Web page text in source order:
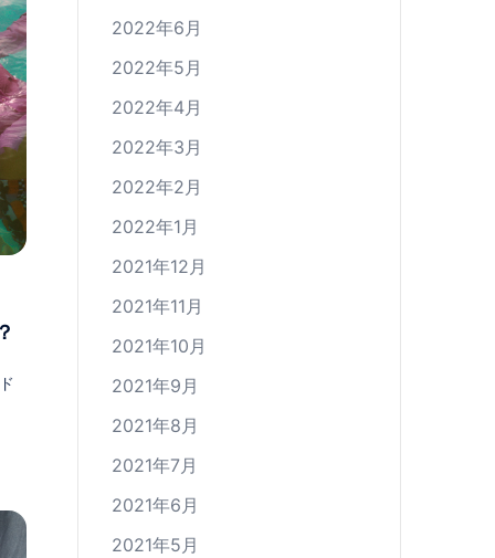
2022年6月
2022年5月
2022年4月
2022年3月
2022年2月
2022年1月
2021年12月
2021年11月
2021年10月
2021年9月
2021年8月
2021年7月
2021年6月
2021年5月